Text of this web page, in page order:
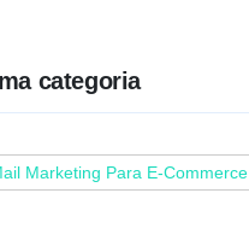
categoria
Marketing Para E-Commerce